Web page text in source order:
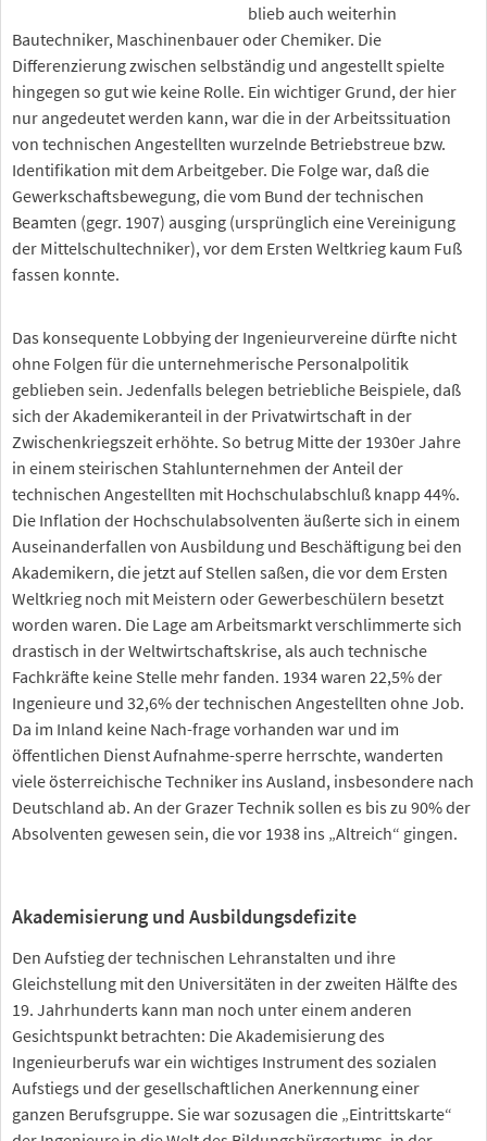
blieb auch weiterhin
Bautechniker, Maschinenbauer oder Chemiker. Die
Differenzierung zwischen selbständig und angestellt spielte
hingegen so gut wie keine Rolle. Ein wichtiger Grund, der hier
nur angedeutet werden kann, war die in der Arbeitssituation
von technischen Angestellten wurzelnde Betriebstreue bzw.
Identifikation mit dem Arbeitgeber. Die Folge war, daß die
Gewerkschaftsbewegung, die vom Bund der technischen
Beamten (gegr. 1907) ausging (ursprünglich eine Vereinigung
der Mittelschultechniker), vor dem Ersten Weltkrieg kaum Fuß
fassen konnte.
Das konsequente Lobbying der Ingenieurvereine dürfte nicht
ohne Folgen für die unternehmerische Personalpolitik
geblieben sein. Jedenfalls belegen betriebliche Beispiele, daß
sich der Akademikeranteil in der Privatwirtschaft in der
Zwischenkriegszeit erhöhte. So betrug Mitte der 1930er Jahre
in einem steirischen Stahlunternehmen der Anteil der
technischen Angestellten mit Hochschulabschluß knapp 44%.
Die Inflation der Hochschulabsolventen äußerte sich in einem
Auseinanderfallen von Ausbildung und Beschäftigung bei den
Akademikern, die jetzt auf Stellen saßen, die vor dem Ersten
Weltkrieg noch mit Meistern oder Gewerbeschülern besetzt
worden waren. Die Lage am Arbeitsmarkt verschlimmerte sich
drastisch in der Weltwirtschaftskrise, als auch technische
Fachkräfte keine Stelle mehr fanden. 1934 waren 22,5% der
Ingenieure und 32,6% der technischen Angestellten ohne Job.
Da im Inland keine Nach-frage vorhanden war und im
öffentlichen Dienst Aufnahme-sperre herrschte, wanderten
viele österreichische Techniker ins Ausland, insbesondere nach
Deutschland ab. An der Grazer Technik sollen es bis zu 90% der
Absolventen gewesen sein, die vor 1938 ins „Altreich“ gingen.
Akademisierung und Ausbildungsdefizite
Den Aufstieg der technischen Lehranstalten und ihre
Gleichstellung mit den Universitäten in der zweiten Hälfte des
19. Jahrhunderts kann man noch unter einem anderen
Gesichtspunkt betrachten: Die Akademisierung des
Ingenieurberufs war ein wichtiges Instrument des sozialen
Aufstiegs und der gesellschaftlichen Anerkennung einer
ganzen Berufsgruppe. Sie war sozusagen die „Eintrittskarte“